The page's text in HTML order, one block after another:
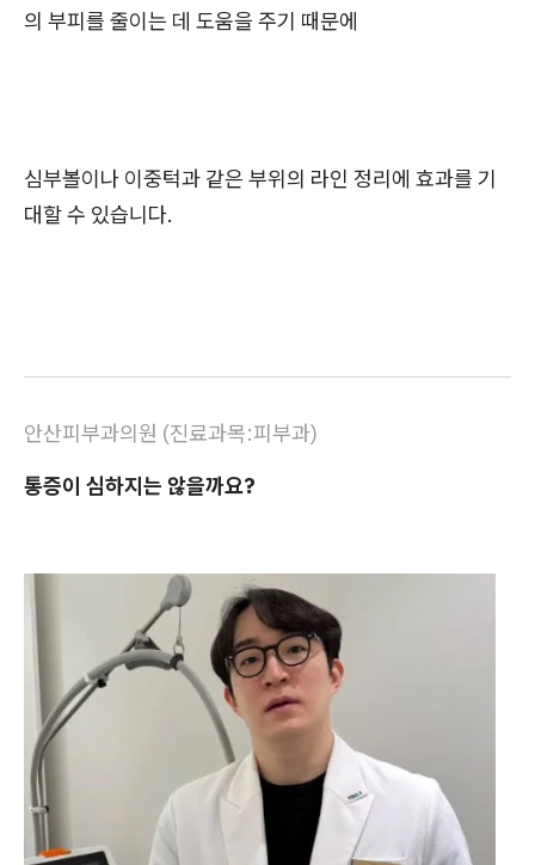
의 부피를 줄이는 데 도움을 주기 때문에
심부볼이나 이중턱과 같은 부위의 라인 정리에 효과를 기
대할 수 있습니다.
안산피부과의원 (진료과목:피부과)
통증이 심하지는 않을까요?